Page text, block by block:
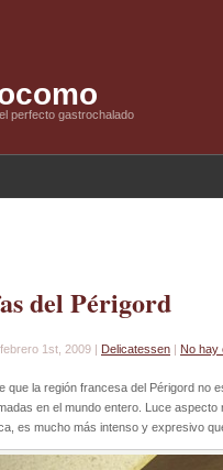
perfecto gastrochalado
del Périgord
1st, 2009 | Delicatessen | No hay
que la región francesa del Périgord no
en el mundo entero. Luce
es mucho más intenso y expresivo